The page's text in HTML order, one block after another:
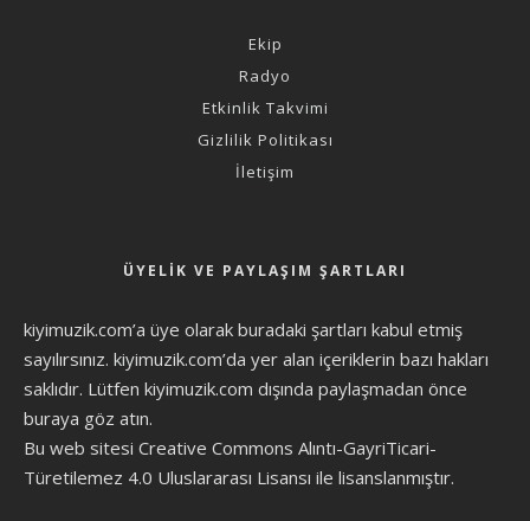
Ekip
Radyo
Etkinlik Takvimi
Gizlilik Politikası
İletişim
ÜYELIK VE PAYLAŞIM ŞARTLARI
kiyimuzik.com’a üye olarak buradaki şartları kabul etmiş
sayılırsınız. kiyimuzik.com’da yer alan içeriklerin bazı hakları
saklıdır. Lütfen kiyimuzik.com dışında paylaşmadan önce
buraya göz atın.
Bu web sitesi Creative Commons Alıntı-GayriTicari-
Türetilemez 4.0 Uluslararası Lisansı ile lisanslanmıştır.